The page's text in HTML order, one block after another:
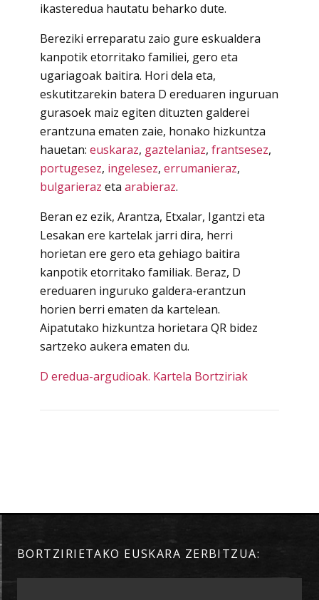
ikasteredua hautatu beharko dute.
Bereziki erreparatu zaio gure eskualdera
kanpotik etorritako familiei, gero eta
ugariagoak baitira. Hori dela eta,
eskutitzarekin batera D ereduaren inguruan
gurasoek maiz egiten dituzten galderei
erantzuna ematen zaie, honako hizkuntza
hauetan: euskaraz, gaztelaniaz, frantsesez,
portugesez, ingelesez, errumanieraz,
bulgarieraz eta arabieraz.
Beran ez ezik, Arantza, Etxalar, Igantzi eta
Lesakan ere kartelak jarri dira, herri
horietan ere gero eta gehiago baitira
kanpotik etorritako familiak. Beraz, D
ereduaren inguruko galdera-erantzun
horien berri ematen da kartelean.
Aipatutako hizkuntza horietara QR bidez
sartzeko aukera ematen du.
D eredua-argudioak. Kartela Bortziriak
BORTZIRIETAKO EUSKARA ZERBITZUA: